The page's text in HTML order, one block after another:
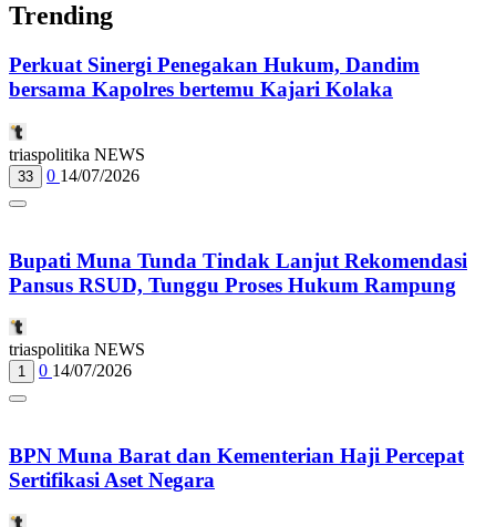
Trending
Perkuat Sinergi Penegakan Hukum, Dandim
bersama Kapolres bertemu Kajari Kolaka
triaspolitika NEWS
33 0 14/07/2026
Bupati Muna Tunda Tindak Lanjut Rekomendasi
Pansus RSUD, Tunggu Proses Hukum Rampung
triaspolitika NEWS
1 0 14/07/2026
BPN Muna Barat dan Kementerian Haji Percepat
Sertifikasi Aset Negara